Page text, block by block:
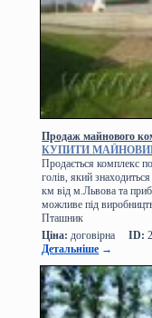
Продаж майнового
КУПИТИ
Продається комплекс
голів, який
км від м.Львова та
можливе під
Пташник
Ціна: договірна ID:
Детальніше →